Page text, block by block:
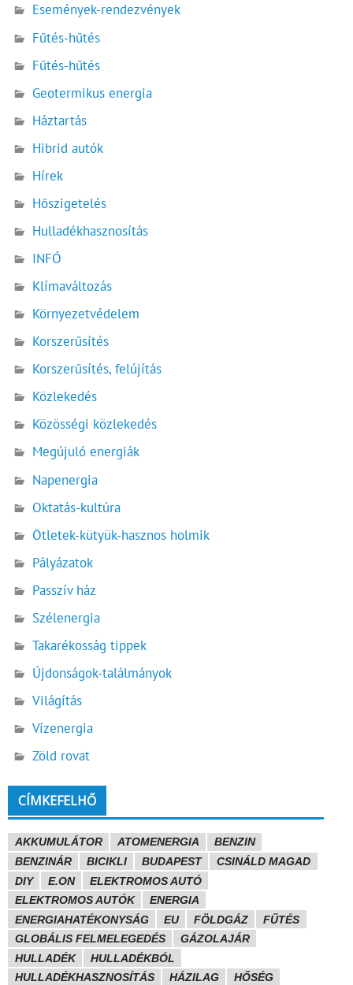
Események-rendezvények
Fűtés-hűtés
Fűtés-hűtés
Geotermikus energia
Háztartás
Hibrid autók
Hírek
Hőszigetelés
Hulladékhasznosítás
INFÓ
Klímaváltozás
Környezetvédelem
Korszerűsítés
Korszerűsítés, felújítás
Közlekedés
Közösségi közlekedés
Megújuló energiák
Napenergia
Oktatás-kultúra
Ötletek-kütyük-hasznos holmik
Pályázatok
Passzív ház
Szélenergia
Takarékosság tippek
Újdonságok-találmányok
Világítás
Vízenergia
Zöld rovat
CÍMKEFELHŐ
AKKUMULÁTOR ATOMENERGIA
BENZIN
BENZINÁR
BICIKLI BUDAPEST
CSINÁLD MAGAD
DIY
E.ON
ELEKTROMOS AUTÓ
ELEKTROMOS AUTÓK
ENERGIA
ENERGIAHATÉKONYSÁG
EU FÖLDGÁZ
FŰTÉS
GLOBÁLIS FELMELEGEDÉS
GÁZOLAJÁR
HULLADÉK
HULLADÉKBÓL
HULLADÉKHASZNOSÍTÁS
HÁZILAG
HŐSÉG